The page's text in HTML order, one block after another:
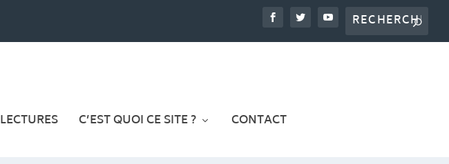
LECTURES C’EST QUOI CE SITE ? CONTACT